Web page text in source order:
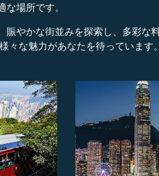
場所です。
賑やかな街並みを探索し、多彩
々な魅力があなたを待っています。